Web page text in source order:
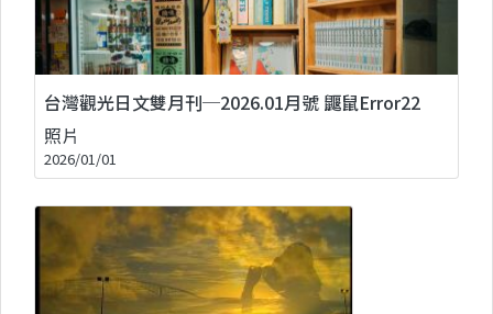
台灣觀光日文雙月刊─2026.01月號 鼴鼠Error22
照片
2026/01/01